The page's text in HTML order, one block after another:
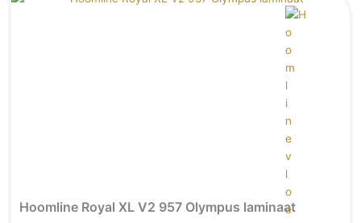
Hoomline Royal XL V2 957 Olympus laminaat